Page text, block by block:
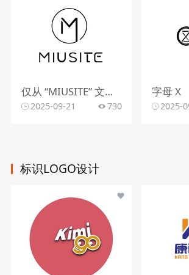
仅从 “MIUSITE” 文字和字母 “M” 的图形标识，难以精准判断行业。
2025-09-21 730
字母 X
2025-
标识LOGO设计